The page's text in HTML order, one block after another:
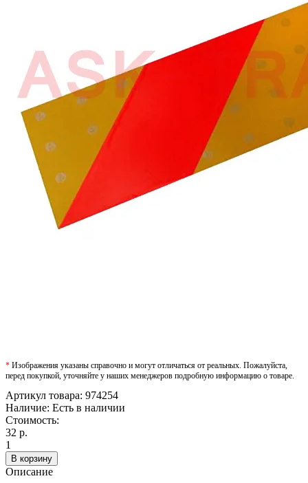
* Изображения указаны справочно и могут отличаться от реальных. Пожалуйста,
перед покупкой, уточняйте у наших менеджеров подробную информацию о товаре.
Артикул товара: 974254
Наличие: Есть в наличии
Стоимость:
32 р.
1
В корзину
Описание